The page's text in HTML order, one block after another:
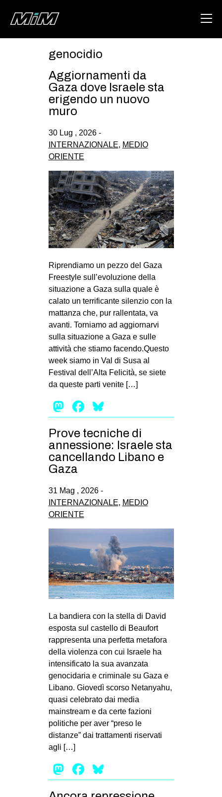
ABOUT
GAZA FREESTYLE
CSOA LAMBRETTA
MSM
STUDENTI TSUNAMI
ZAM
MILANO
MOBILITAZIONI
SPAZI
SPORT POPOLARE
MOVIMENTI
AMBIENTE
ANTIFASCISMO
DIRITTO ALL’ABITARE
MIGRAZIONI
PRECARIATO
REPRESSIONE
STUDENTI
CULTURE
CINEMA
MANIFESTI
RECENSIONI
INTERNAZIONALE
AFRICA
AMERICHE
EUROPA
MEDIO ORIENTE
MONDO
EVENTI
in
Fb
ms
genocidio
Aggiornamenti da
Gaza dove Israele sta
erigendo un nuovo
muro
30 Lug , 2026 -
INTERNAZIONALE, MEDIO
ORIENTE
Riprendiamo un pezzo del Gaza
Freestyle sull’evoluzione della
situazione a Gaza sulla quale è
calato un terrificante silenzio con la
mattanza che, pur rallentata, va
avanti. Torniamo ad aggiornarvi
sulla situazione a Gaza e sulle
attività che stiamo facendo.Questo
week siamo in Val di Susa al
Festival dell’Alta Felicità, se siete
da queste parti venite […]
Mastodon
Facebook
Prove tecniche di
annessione: Israele sta
cancellando Libano e
Gaza
31 Mag , 2026 -
INTERNAZIONALE, MEDIO
ORIENTE
La bandiera con la stella di David
esposta sul castello di Beaufort
rappresenta una perfetta metafora
della violenza con cui Israele ha
intensificato la sua avanzata
genocidaria e criminale su Gaza e
Libano. Giovedì scorso Netanyahu,
quasi celebrato dai media
mainstream e da certe fazioni
politiche per aver “preso le
distanze” dai trattamenti riservati
agli […]
Mastodon
Facebook